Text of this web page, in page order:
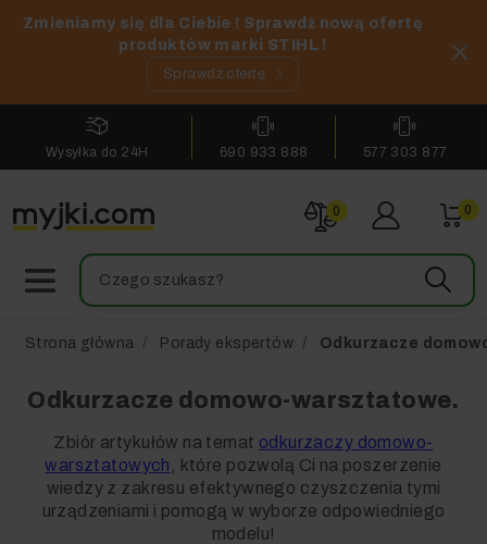
Zmieniamy się dla Ciebie ! Sprawdź nową ofertę
produktów marki STIHL !
Sprawdź ofertę
Wysyłka do 24H 690 933 888 577 303 877
0 0
Strona główna Porady ekspertów Odkurzacze
Odkurzacze domowo-warsztatowe.
Zbiór artykułów na temat odkurzaczy domowo-
warsztatowych
, które pozwolą Ci na poszerzenie
wiedzy z zakresu efektywnego czyszczenia tymi
urządzeniami i pomogą w wyborze odpowiedniego
modelu!